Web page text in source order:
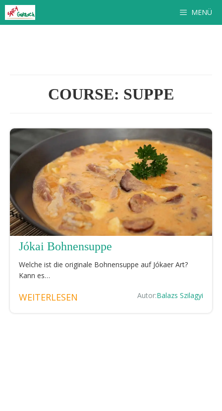
Zum
Inhalt
MENÜ
COURSE: SUPPE
Jókai Bohnensuppe
Welche ist die originale Bohnensuppe auf Jókaer Art?
Kann es…
WEITERLESEN Autor:Balazs Szilagyi